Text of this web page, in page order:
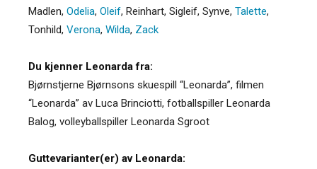
Madlen, Odelia, Oleif, Reinhart, Sigleif, Synve, Talette,
Tonhild, Verona, Wilda, Zack
Du kjenner Leonarda fra:
Bjørnstjerne Bjørnsons skuespill “Leonarda”, filmen
“Leonarda” av Luca Brinciotti, fotballspiller Leonarda
Balog, volleyballspiller Leonarda Sgroot
Guttevarianter(er) av Leonarda: